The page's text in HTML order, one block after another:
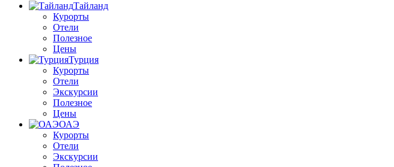
Тайланд
Курорты
Отели
Полезное
Цены
Турция
Курорты
Отели
Экскурсии
Полезное
Цены
ОАЭ
Курорты
Отели
Экскурсии